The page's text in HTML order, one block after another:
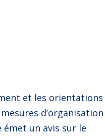
et les orientations
d’organisation
un avis sur le